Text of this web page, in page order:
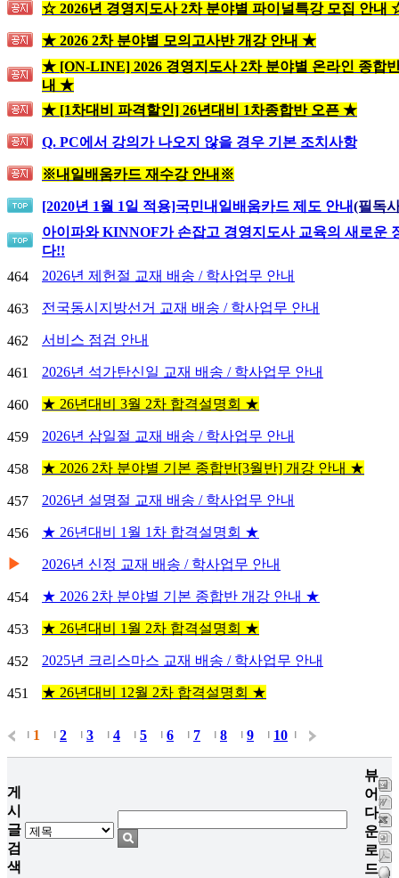
☆ 2026년 경영지도사 2차 분야별 파이널특강 모집 안내
★ 2026 2차 분야별 모의고사반 개강 안내 ★
★ [ON-LINE] 2026 경영지도사 2차 분야별 온라인 종합
내 ★
★ [1차대비 파격할인] 26년대비 1차종합반 오픈 ★
Q. PC에서 강의가 나오지 않을 경우 기본 조치사항
※내일배움카드 재수강 안내※
[2020년 1월 1일 적용]국민내일배움카드 제도 안내(필독
아이파와 KINNOF가 손잡고 경영지도사 교육의 새로운
다!!
464
2026년 제헌절 교재 배송 / 학사업무 안내
463 전국동시지방선거 교재 배송 / 학사업무 안내
462 서비스 점검 안내
461 2026년 석가탄신일 교재 배송 / 학사업무 안내
460 ★ 26년대비 3월 2차 합격설명회 ★
459 2026년 삼일절 교재 배송 / 학사업무 안내
458 ★ 2026 2차 분야별 기본 종합반[3월반] 개강 안내 ★
457 2026년 설명절 교재 배송 / 학사업무 안내
456 ★ 26년대비 1월 1차 합격설명회 ★
▶ 2026년 신정 교재 배송 / 학사업무 안내
454 ★ 2026 2차 분야별 기본 종합반 개강 안내 ★
453 ★ 26년대비 1월 2차 합격설명회 ★
452 2025년 크리스마스 교재 배송 / 학사업무 안내
451 ★ 26년대비 12월 2차 합격설명회 ★
1 2 3 4 5 6 7 8 9 10
게
시
글
검
색
뷰
어
다
운
로
드